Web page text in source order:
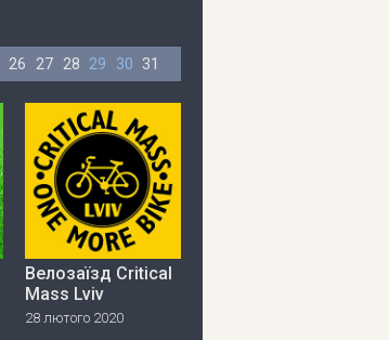
26 27 28 29 30 31
Велозаїзд Critical
Mass Lviv
28 лютого 2020